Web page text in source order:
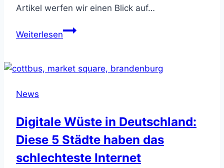
Artikel werfen wir einen Blick auf…
WeiterlesenTop
in
besten
5G-
Abdeckung
im
News
Digitale Wüste in Deutschland:
Diese 5 Städte haben das
schlechteste Internet